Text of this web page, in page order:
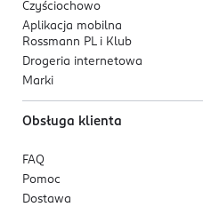
Czyściochowo
Aplikacja mobilna
Rossmann PL i Klub
Drogeria internetowa
Marki
Obsługa klienta
FAQ
Pomoc
Dostawa